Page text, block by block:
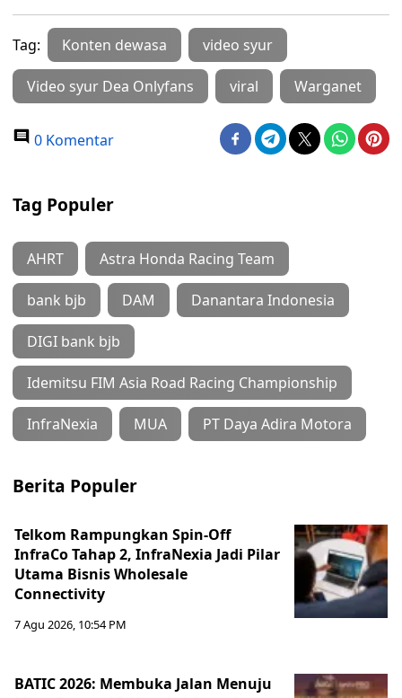
Tag: Konten dewasa video syur
Video syur Dea Onlyfans viral Warganet
0 Komentar
Tag Populer
AHRT Astra Honda Racing Team
bank bjb DAM Danantara Indonesia
DIGI bank bjb
Idemitsu FIM Asia Road Racing Championship
InfraNexia MUA PT Daya Adira Motora
Berita Populer
Telkom Rampungkan Spin-Off
InfraCo Tahap 2, InfraNexia Jadi Pilar
Utama Bisnis Wholesale
Connectivity
7 Agu 2026, 10:54 PM
BATIC 2026: Membuka Jalan Menuju